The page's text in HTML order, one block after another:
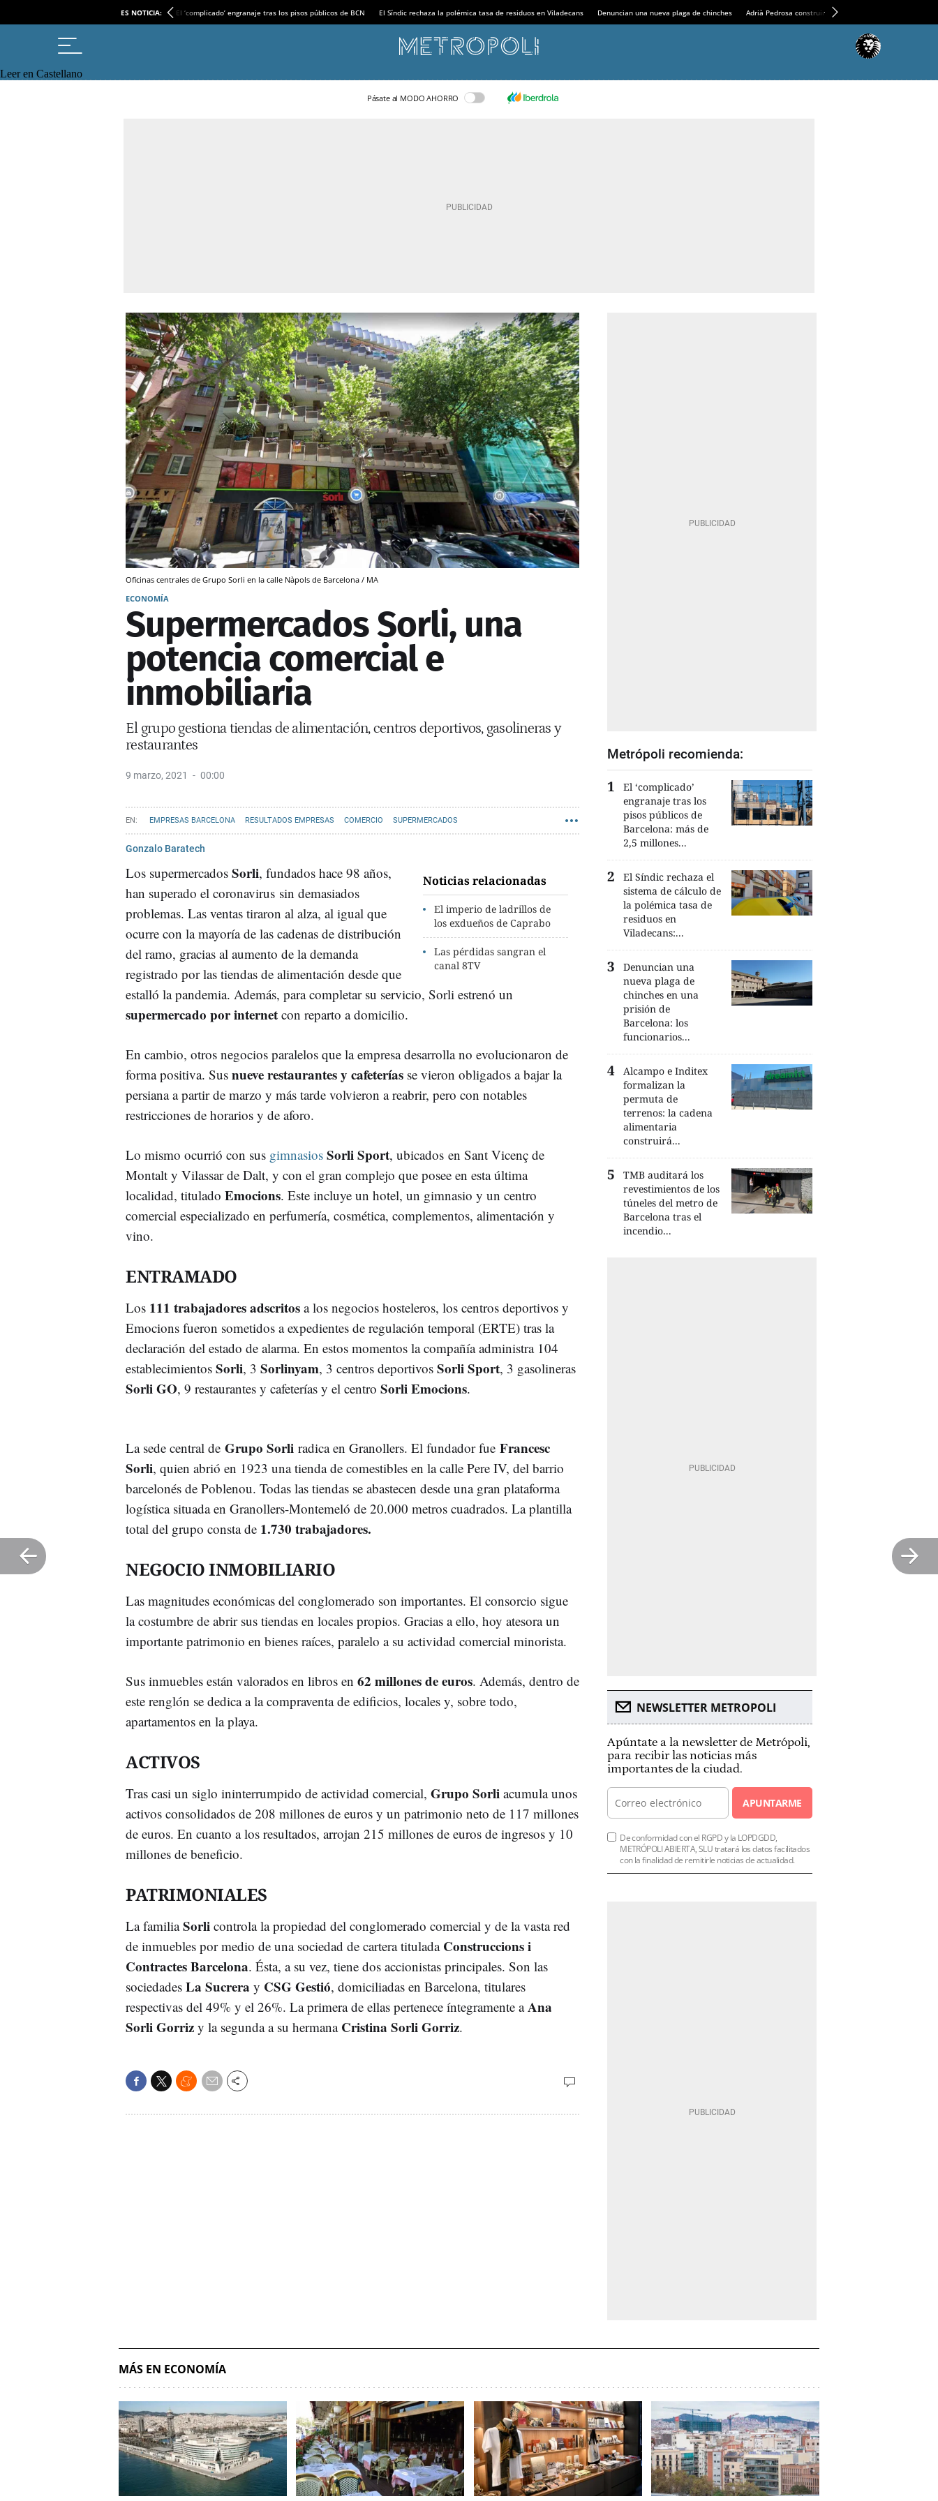
ES NOTICIA: El ‘complicado’ engranaje tras los pisos públicos de BCN El Síndic rechaza la polémica tasa de residuos en Viladecans Denuncian una nueva plaga de chinches Adrià Pedrosa construirá la nueva residencia en el
Leer en Castellano
Pásate al MODO AHORRO
Oficinas centrales de Grupo Sorli en la calle Nàpols de Barcelona / MA
ECONOMÍA
Supermercados Sorli, una
potencia comercial e
inmobiliaria
El grupo gestiona tiendas de alimentación, centros deportivos, gasolineras y
restaurantes
9 marzo, 2021 00:00
EMPRESAS BARCELONA RESULTADOS EMPRESAS COMERCIO SUPERMERCADOS
Gonzalo Baratech
Noticias relacionadas
El imperio de ladrillos de
los exdueños de Caprabo
Las pérdidas sangran el
canal 8TV
Los supermercados Sorli, fundados hace 98 años,
han superado el coronavirus sin demasiados
problemas. Las ventas tiraron al alza, al igual que
ocurre con la mayoría de las cadenas de distribución
del ramo, gracias al aumento de la demanda
registrado por las tiendas de alimentación desde que
estalló la pandemia. Además, para completar su servicio, Sorli estrenó un
supermercado por internet con reparto a domicilio.
En cambio, otros negocios paralelos que la empresa desarrolla no evolucionaron de
forma positiva. Sus nueve restaurantes y cafeterías se vieron obligados a bajar la
persiana a partir de marzo y más tarde volvieron a reabrir, pero con notables
restricciones de horarios y de aforo.
Lo mismo ocurrió con sus gimnasios Sorli Sport, ubicados en Sant Vicenç de
Montalt y Vilassar de Dalt, y con el gran complejo que posee en esta última
localidad, titulado Emocions. Este incluye un hotel, un gimnasio y un centro
comercial especializado en perfumería, cosmética, complementos, alimentación y
vino.
ENTRAMADO
Los 111 trabajadores adscritos a los negocios hosteleros, los centros deportivos y
Emocions fueron sometidos a expedientes de regulación temporal (ERTE) tras la
declaración del estado de alarma. En estos momentos la compañía administra 104
establecimientos Sorli, 3 Sorlinyam, 3 centros deportivos Sorli Sport, 3 gasolineras
Sorli GO, 9 restaurantes y cafeterías y el centro Sorli Emocions.
La sede central de Grupo Sorli radica en Granollers. El fundador fue Francesc
Sorli, quien abrió en 1923 una tienda de comestibles en la calle Pere IV, del barrio
barcelonés de Poblenou. Todas las tiendas se abastecen desde una gran plataforma
logística situada en Granollers-Montemeló de 20.000 metros cuadrados. La plantilla
total del grupo consta de 1.730 trabajadores.
NEGOCIO INMOBILIARIO
Las magnitudes económicas del conglomerado son importantes. El consorcio sigue
la costumbre de abrir sus tiendas en locales propios. Gracias a ello, hoy atesora un
importante patrimonio en bienes raíces, paralelo a su actividad comercial minorista.
Sus inmuebles están valorados en libros en 62 millones de euros. Además, dentro de
este renglón se dedica a la compraventa de edificios, locales y, sobre todo,
apartamentos en la playa.
ACTIVOS
Tras casi un siglo ininterrumpido de actividad comercial, Grupo Sorli acumula unos
activos consolidados de 208 millones de euros y un patrimonio neto de 117 millones
de euros. En cuanto a los resultados, arrojan 215 millones de euros de ingresos y 10
millones de beneficio.
PATRIMONIALES
La familiaSorli controla la propiedad del conglomerado comercial y de la vasta red
de inmuebles por medio de una sociedad de cartera titulada Construccions i
Contractes Barcelona. Ésta, a su vez, tiene dos accionistas principales. Son las
sociedades La Sucrera y CSG Gestió, domiciliadas en Barcelona, titulares
respectivas del 49% y el 26%. La primera de ellas pertenece íntegramente aAna
Sorli Gorriz y la segunda a su hermana Cristina Sorli Gorriz.
Metrópoli recomienda:
El ‘complicado’
engranaje tras los
pisos públicos de
Barcelona: más de
2,5 millones...
El Síndic rechaza el
sistema de cálculo de
la polémica tasa de
residuos en
Viladecans:...
Denuncian una
nueva plaga de
chinches en una
prisión de
Barcelona: los
funcionarios...
Alcampo e Inditex
formalizan la
permuta de
terrenos: la cadena
alimentaria
construirá...
TMB auditará los
revestimientos de los
túneles del metro de
Barcelona tras el
incendio...
NEWSLETTER METROPOLI
Apúntate a la newsletter de Metrópoli,
para recibir las noticias más
importantes de la ciudad.
APUNTARME
De conformidad con el RGPD y la LOPDGDD,
METRÓPOLI ABIERTA, SLU tratará los datos facilitados
con la finalidad de remitirle noticias de actualidad.
MÁS EN ECONOMÍA